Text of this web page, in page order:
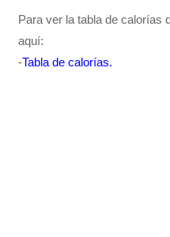
Para ver la tabla de calorías
aquí:
-Tabla de calorías.